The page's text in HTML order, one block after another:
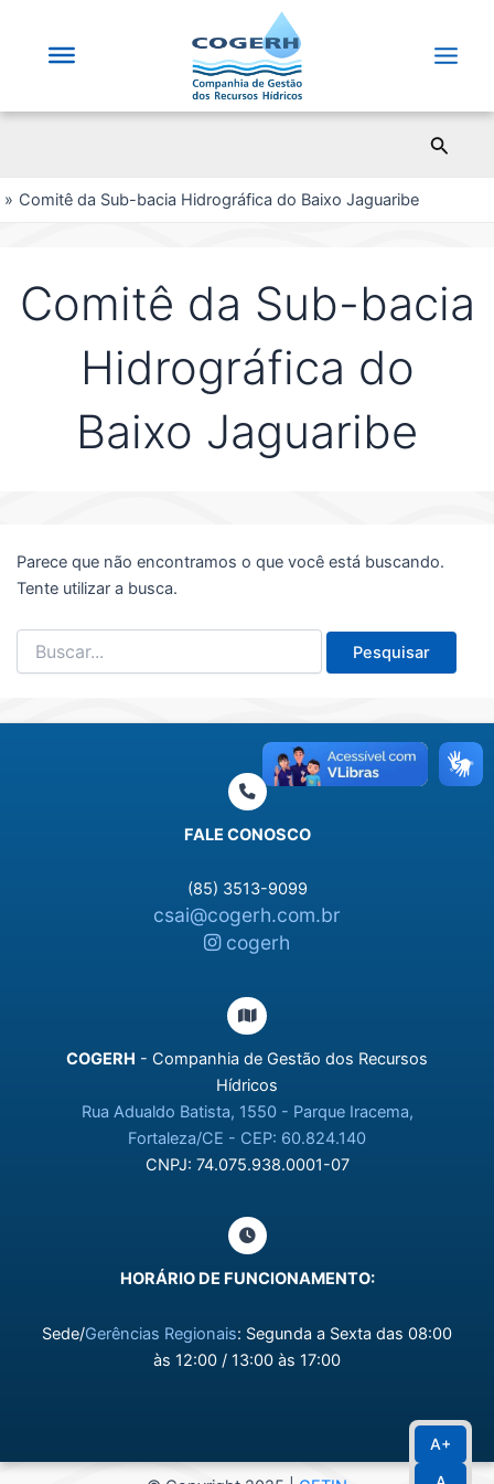
Comitê da Sub-bacia Hidrográfica do Baixo Jaguaribe
Comitê da Sub-bacia
Hidrográfica do
Baixo Jaguaribe
Parece que não encontramos o que você está buscando.
Tente utilizar a busca.
Pesquisar
por:
FALE CONOSCO
(85) 3513-9099
csai@cogerh.com.br
cogerh
COGERH - Companhia de Gestão dos Recursos
Hídricos
Rua Adualdo Batista, 1550 - Parque Iracema,
Fortaleza/CE - CEP: 60.824.140
CNPJ: 74.075.938.0001-07
HORÁRIO DE FUNCIONAMENTO:
Sede/Gerências Regionais: Segunda a Sexta das 08:00
às 12:00 / 13:00 às 17:00
A+